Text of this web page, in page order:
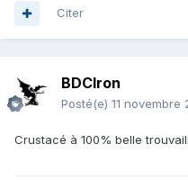
Citer
BDCIron
Posté(e) 11 novembre
Crustacé à 100% belle